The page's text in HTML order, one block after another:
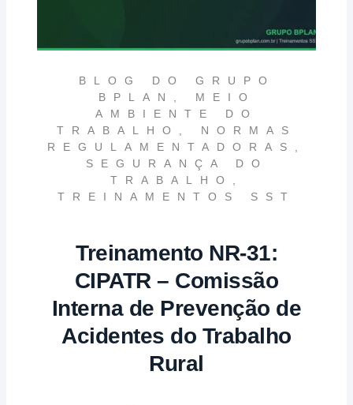
BLOG DO GRUPO
BPLAN , MEIO
AMBIENTE DO
TRABALHO , NORMAS
REGULAMENTADORAS ,
SEGURANÇA DO
TRABALHO ,
TREINAMENTOS SST
Treinamento NR-31:
CIPATR – Comissão
Interna de Prevenção de
Acidentes do Trabalho
Rural